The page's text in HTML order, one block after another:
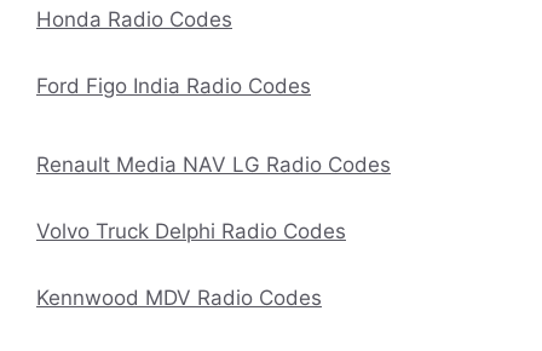
Honda Radio Codes
Ford Figo India Radio Codes
Renault Media NAV LG Radio Codes
Volvo Truck Delphi Radio Codes
Kennwood MDV Radio Codes